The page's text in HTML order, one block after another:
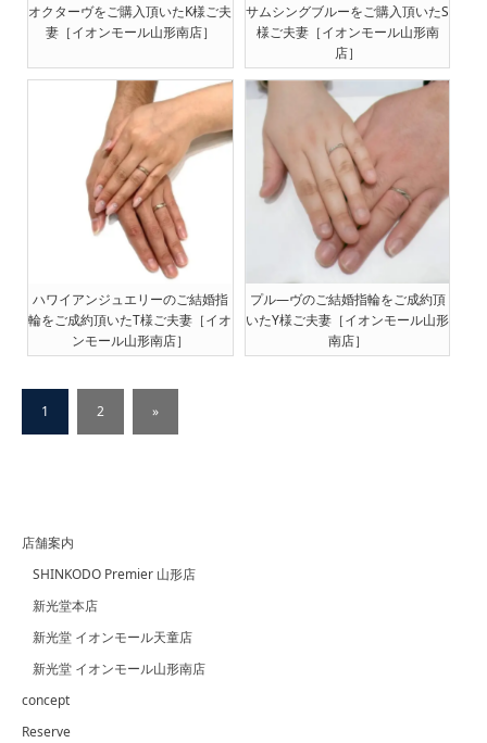
オクターヴをご購入頂いたK様ご夫
妻［イオンモール山形南店］
サムシングブルーをご購入頂いたS
様ご夫妻［イオンモール山形南
店］
ハワイアンジュエリーのご結婚指
輪をご成約頂いたT様ご夫妻［イオ
ンモール山形南店］
プル―ヴのご結婚指輪をご成約頂
いたY様ご夫妻［イオンモール山形
南店］
1 2 »
店舗案内
SHINKODO Premier 山形店
新光堂本店
新光堂 イオンモール天童店
新光堂 イオンモール山形南店
concept
Reserve